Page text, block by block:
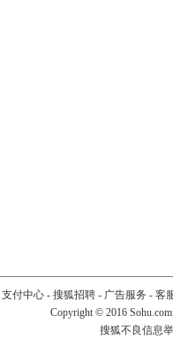
支付中心- 搜狐招聘- 广告服务 - 客
Copyright © 2016
搜狐不良信息